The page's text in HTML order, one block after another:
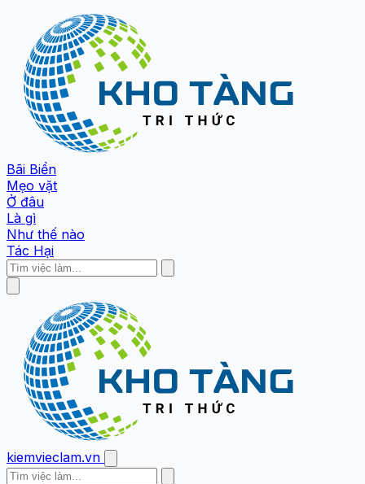
Bãi Biển
Mẹo vặt
Ở đâu
Là gì
Như thế nào
Tác Hại
kiemvieclam.vn